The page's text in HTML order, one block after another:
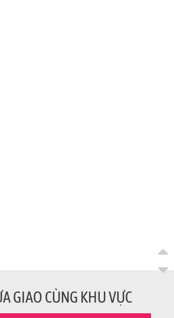
GIAO CÙNG KHU VỰC